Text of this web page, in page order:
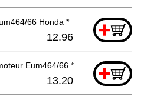
66 Honda * +
12.96
Eum464/66 * +
13.20